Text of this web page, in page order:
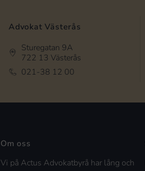
Advokat Västerås
Sturegatan 9A
722 13 Västerås
021-38 12 00
Om oss
Vi på Actus Advokatbyrå har lång och